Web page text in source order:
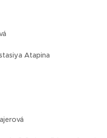
Atapina